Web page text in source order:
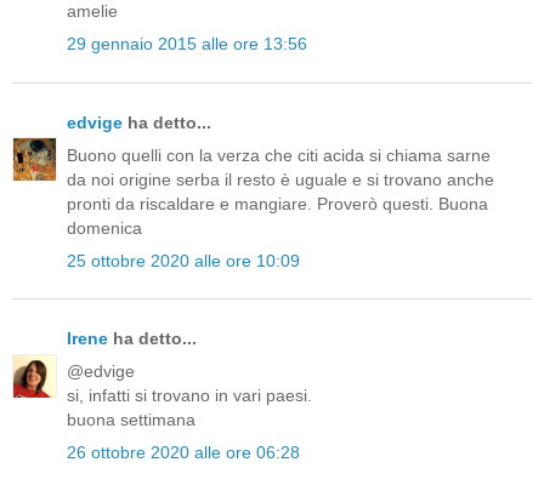
amelie
29 gennaio 2015 alle ore 13:56
edvige ha detto...
Buono quelli con la verza che citi acida si chiama sarne
da noi origine serba il resto è uguale e si trovano anche
pronti da riscaldare e mangiare. Proverò questi. Buona
domenica
25 ottobre 2020 alle ore 10:09
Irene ha detto...
@edvige
si, infatti si trovano in vari paesi.
buona settimana
26 ottobre 2020 alle ore 06:28